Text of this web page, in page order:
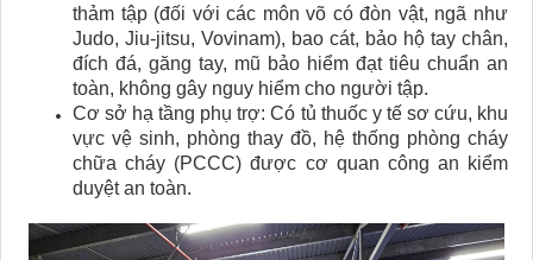
thảm tập (đối với các môn võ có đòn vật, ngã như
Judo, Jiu-jitsu, Vovinam), bao cát, bảo hộ tay chân,
đích đá, găng tay, mũ bảo hiểm đạt tiêu chuẩn an
toàn, không gây nguy hiểm cho người tập.
Cơ sở hạ tầng phụ trợ: Có tủ thuốc y tế sơ cứu, khu
vực vệ sinh, phòng thay đồ, hệ thống phòng cháy
chữa cháy (PCCC) được cơ quan công an kiểm
duyệt an toàn.